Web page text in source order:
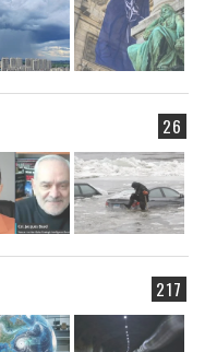
26
217